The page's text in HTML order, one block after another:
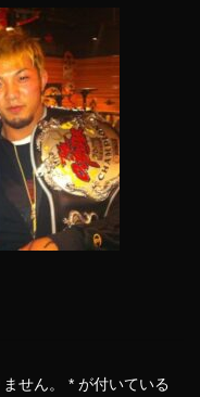
せん。 * が付いている